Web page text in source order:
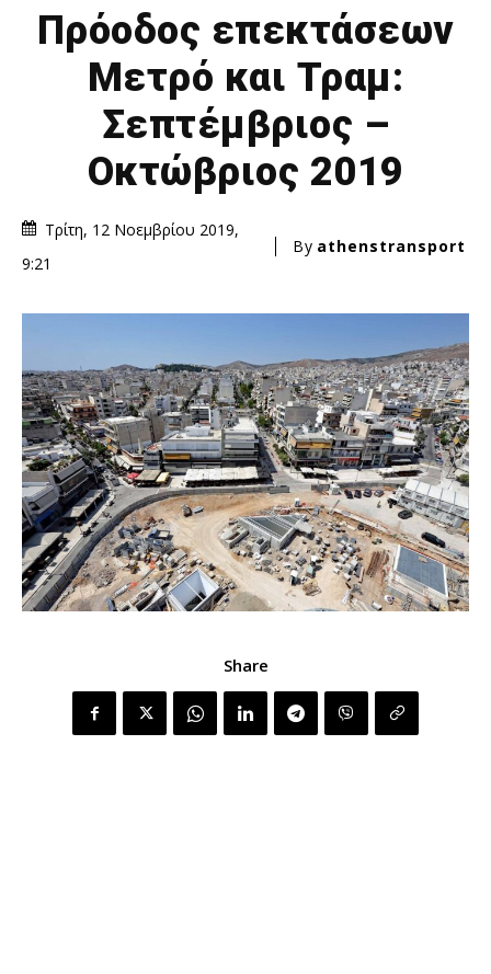
Πρόοδος επεκτάσεων
Μετρό και Τραμ:
Σεπτέμβριος –
Οκτώβριος 2019
Τρίτη, 12 Νοεμβρίου 2019,
9:21
By athenstransport
Share